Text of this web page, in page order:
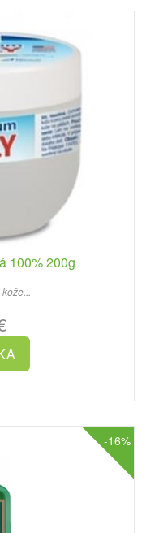
100% 200g
-16%